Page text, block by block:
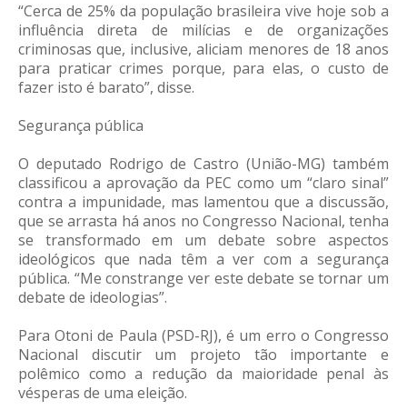
“Cerca de 25% da população brasileira vive hoje sob a
influência direta de milícias e de organizações
criminosas que, inclusive, aliciam menores de 18 anos
para praticar crimes porque, para elas, o custo de
fazer isto é barato”, disse.
Segurança pública
O deputado Rodrigo de Castro (União-MG) também
classificou a aprovação da PEC como um “claro sinal”
contra a impunidade, mas lamentou que a discussão,
que se arrasta há anos no Congresso Nacional, tenha
se transformado em um debate sobre aspectos
ideológicos que nada têm a ver com a segurança
pública. “Me constrange ver este debate se tornar um
debate de ideologias”.
Para Otoni de Paula (PSD-RJ), é um erro o Congresso
Nacional discutir um projeto tão importante e
polêmico como a redução da maioridade penal às
vésperas de uma eleição.